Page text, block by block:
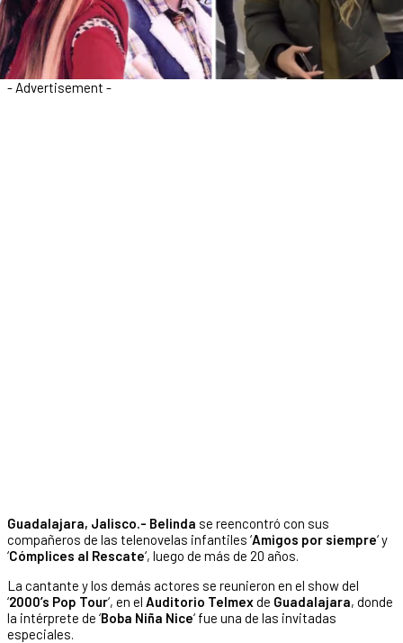
- Advertisement -
Guadalajara, Jalisco.- Belinda se reencontró con sus
compañeros de las telenovelas infantiles ‘Amigos por siempre‘ y
‘Cómplices al Rescate‘, luego de más de 20 años.
La cantante y los demás actores se reunieron en el show del
‘2000’s Pop Tour‘, en el Auditorio Telmexde Guadalajara, donde
la intérprete de ‘Boba Niña Nice‘ fue una de las invitadas
especiales.